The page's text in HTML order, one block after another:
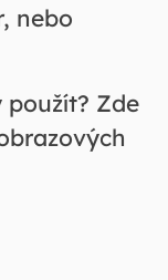
nebo
použít? Zde